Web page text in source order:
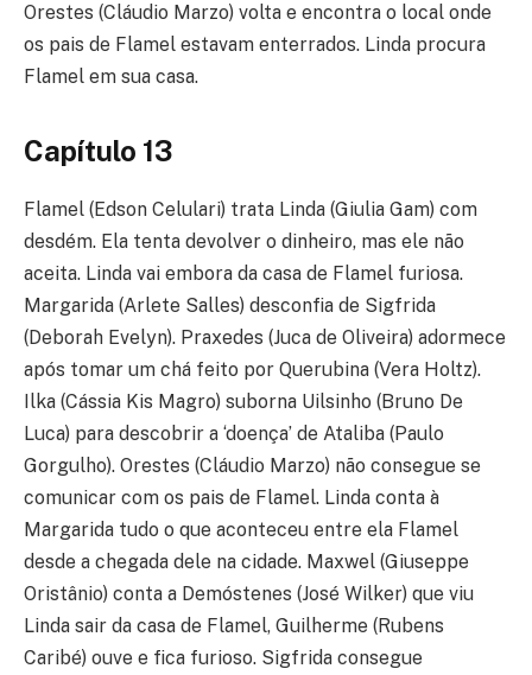
Orestes (Cláudio Marzo) volta e encontra o local onde
os pais de Flamel estavam enterrados. Linda procura
Flamel em sua casa.
Capítulo 13
Flamel (Edson Celulari) trata Linda (Giulia Gam) com
desdém. Ela tenta devolver o dinheiro, mas ele não
aceita. Linda vai embora da casa de Flamel furiosa.
Margarida (Arlete Salles) desconfia de Sigfrida
(Deborah Evelyn). Praxedes (Juca de Oliveira) adormece
após tomar um chá feito por Querubina (Vera Holtz).
Ilka (Cássia Kis Magro) suborna Uilsinho (Bruno De
Luca) para descobrir a ‘doença’ de Ataliba (Paulo
Gorgulho). Orestes (Cláudio Marzo) não consegue se
comunicar com os pais de Flamel. Linda conta à
Margarida tudo o que aconteceu entre ela Flamel
desde a chegada dele na cidade. Maxwel (Giuseppe
Oristânio) conta a Demóstenes (José Wilker) que viu
Linda sair da casa de Flamel, Guilherme (Rubens
Caribé) ouve e fica furioso. Sigfrida consegue